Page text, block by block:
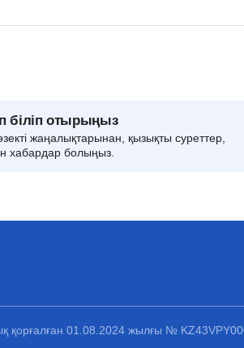
біліп отырыңыз
жаңалықтарынан, қызықты суреттер,
хабардар болыңыз.
қорғалған 01.08.2024 жылғы №